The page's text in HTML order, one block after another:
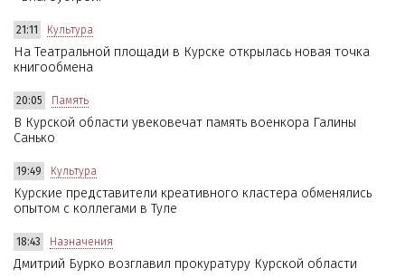
21:11 Культура
На Театральной площади в Курске открылась новая точка
книгообмена
20:05 Память
В Курской области увековечат память военкора Галины
Санько
19:49 Культура
Курские представители креативного кластера обменялись
опытом с коллегами в Туле
18:43 Назначения
Дмитрий Бурко возглавил прокуратуру Курской области